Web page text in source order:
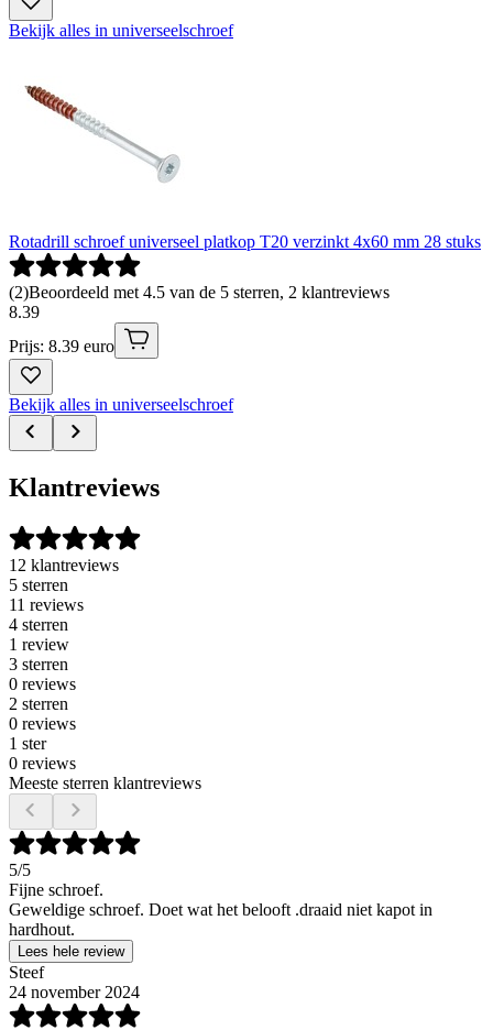
Bekijk alles in universeelschroef
Rotadrill schroef universeel platkop T20 verzinkt 4x60 mm 28 stuks
(2)Beoordeeld met 4.5 van de 5 sterren, 2 klantreviews
8.39
Prijs: 8.39 euro
Bekijk alles in universeelschroef
Klantreviews
12 klantreviews
5 sterren
11 reviews
4 sterren
1 review
3 sterren
0 reviews
2 sterren
0 reviews
1 ster
0 reviews
Meeste sterren klantreviews
5/5
Fijne schroef.
Geweldige schroef. Doet wat het belooft .draaid niet kapot in
hardhout.
Lees hele review
Steef
24 november 2024